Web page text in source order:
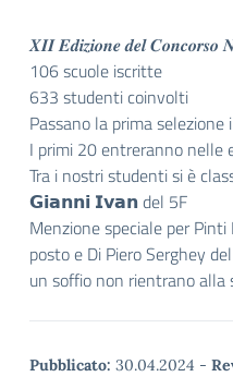
𝑿𝑰𝑰 𝑬𝒅𝒊𝒛𝒊𝒐𝒏𝒆 𝒅𝒆𝒍 𝑪𝒐𝒏𝒄𝒐𝒓𝒔𝒐
106 scuole iscritte
633 studenti coinvolti
Passano la prima selezione
I primi 20 entreranno nelle
Tra i nostri studenti si è
𝗚𝗶𝗮𝗻𝗻𝗶 𝗜𝘃𝗮𝗻 del 5F
Menzione speciale per
posto e Di Piero Serghey
un soffio non rientrano alla
Pubblicato: 30.04.2024 -